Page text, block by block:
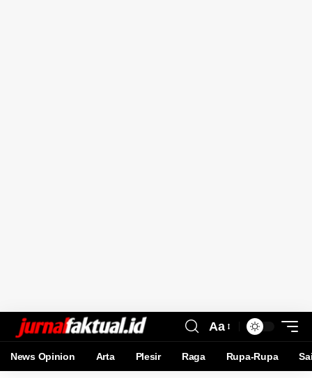
Aa
News Opinion Arta Plesir Raga Rupa-Rupa